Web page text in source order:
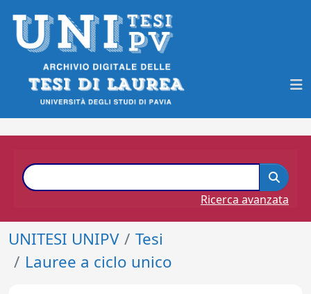
Ricerca avanzata
UNITESI UNIPV
Tesi
Lauree a ciclo unico